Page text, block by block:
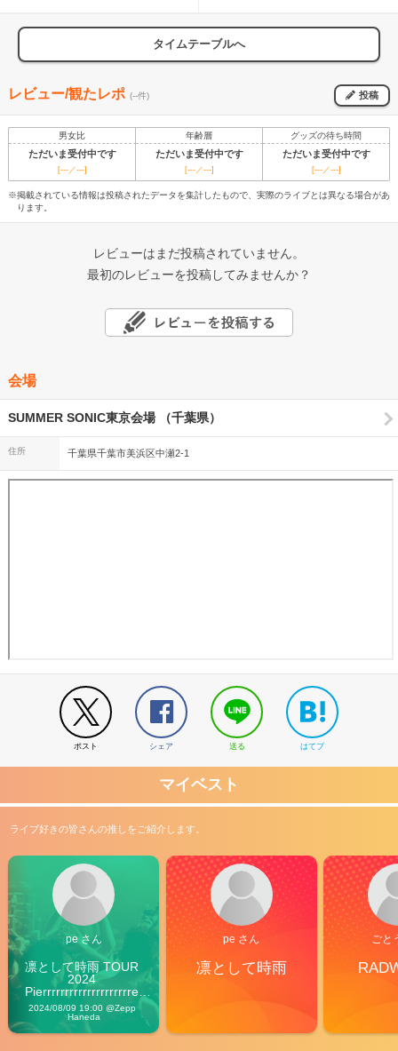
タイムテーブルへ
レビュー/観たレポ (--件) 投稿
男女比 年齢層 グッズの待ち時間
ただいま受付中です ただいま受付中です ただいま受付中です
[---／---] [---／---] [---／---]
※掲載されている情報は投稿されたデータを集計したもので、実際のライブとは異なる場合があ
ります。
レビューはまだ投稿されていません。
最初のレビューを投稿してみませんか？
会場
SUMMER SONIC東京会場 （千葉県）
住所 千葉県千葉市美浜区中瀬2-1
ポスト シェア 送る はてブ
マイベスト
ライブ好きの皆さんの推しをご紹介します。
pe さん
凛として時雨 TOUR
2024
Pierrrrrrrrrrrrrrrrrrrre
Vibes
2024/08/09 19:00 @Zepp
Haneda
pe さん
凛として時雨
ごと